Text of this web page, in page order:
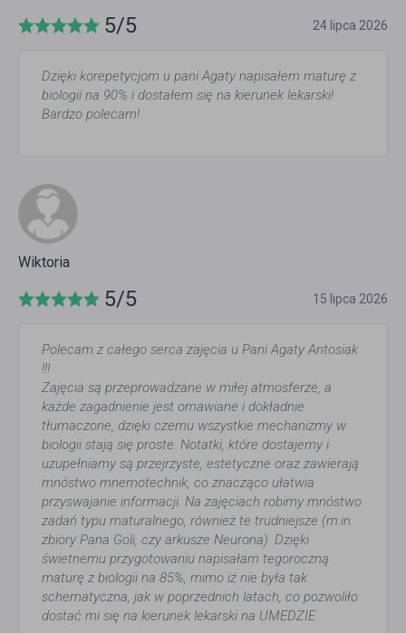
5/5 24 lipca 2026
Dzięki korepetycjom u pani Agaty napisałem maturę z
biologii na 90% i dostałem się na kierunek lekarski!
Bardzo polecam!
Wiktoria
5/5 15 lipca 2026
Polecam z całego serca zajęcia u Pani Agaty Antosiak
!!!
Zajęcia są przeprowadzane w miłej atmosferze, a
każde zagadnienie jest omawiane i dokładnie
tłumaczone, dzięki czemu wszystkie mechanizmy w
biologii stają się proste. Notatki, które dostajemy i
uzupełniamy są przejrzyste, estetyczne oraz zawierają
mnóstwo mnemotechnik, co znacząco ułatwia
przyswajanie informacji. Na zajęciach robimy mnóstwo
zadań typu maturalnego, również te trudniejsze (m.in.
zbiory Pana Goli, czy arkusze Neurona). Dzięki
świetnemu przygotowaniu napisałam tegoroczną
maturę z biologii na 85%, mimo iż nie była tak
schematyczna, jak w poprzednich latach, co pozwoliło
dostać mi się na kierunek lekarski na UMEDZIE